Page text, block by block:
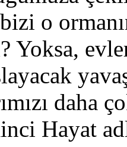
o
daha
Hayat